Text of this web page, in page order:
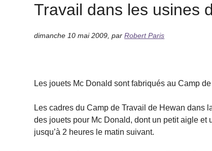
Travail dans les usines
dimanche 10 mai 2009 ,parRobert Paris
Les jouets Mc Donald sont fabriqués au Camp
Les cadres du Camp de Travail de Hewan dans
des jouets pour Mc Donald, dont un petit aigle et
jusqu’à 2 heures le matin suivant.